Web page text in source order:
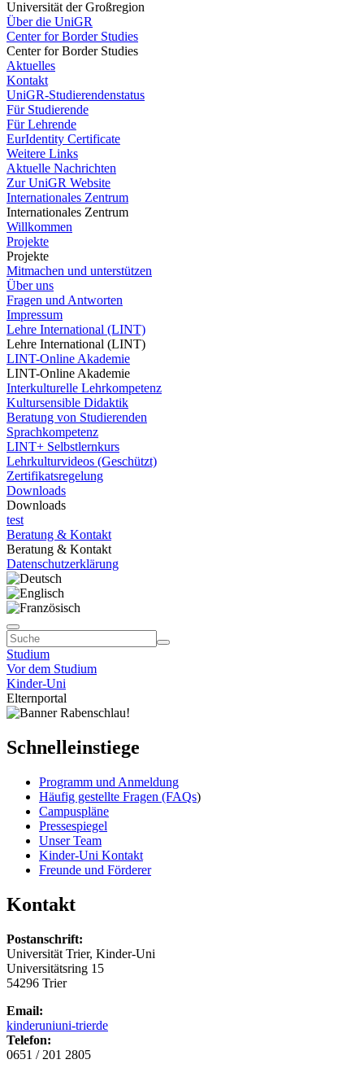
Universität der Großregion
Über die UniGR
Center for Border Studies
Center for Border Studies
Aktuelles
Kontakt
UniGR-Studierendenstatus
Für Studierende
Für Lehrende
EurIdentity Certificate
Weitere Links
Aktuelle Nachrichten
Zur UniGR Website
Internationales Zentrum
Internationales Zentrum
Willkommen
Projekte
Projekte
Mitmachen und unterstützen
Über uns
Fragen und Antworten
Impressum
Lehre International (LINT)
Lehre International (LINT)
LINT-Online Akademie
LINT-Online Akademie
Interkulturelle Lehrkompetenz
Kultursensible Didaktik
Beratung von Studierenden
Sprachkompetenz
LINT+ Selbstlernkurs
Lehrkulturvideos (Geschützt)
Zertifikatsregelung
Downloads
Downloads
test
Beratung & Kontakt
Beratung & Kontakt
Datenschutzerklärung
Studium
Vor dem Studium
Kinder-Uni
Elternportal
Schnelleinstiege
Programm und Anmeldung
Häufig gestellte Fragen (FAQs)
Campuspläne
Pressespiegel
Unser Team
Kinder-Uni Kontakt
Freunde und Förderer
Kontakt
Postanschrift:
Universität Trier, Kinder-Uni
Universitätsring 15
54296 Trier
Email:
kinderuniuni-trierde
Telefon:
0651 / 201 2805